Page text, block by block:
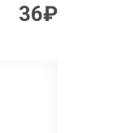
36₽